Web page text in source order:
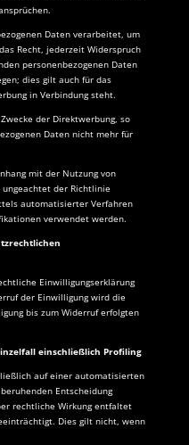
Daten verarbeitet, um
Recht, jederzeit Widerspruch
personenbezogenen Daten
dies gilt auch für das
in Verbindung steht.
der Direktwerbung, so
Daten nicht mehr für
mit der Nutzung von
der Richtlinie
automatisierter Verfahren
verwendet werden.
Einwilligungserklärung
der Einwilligung wird die
bis zum Widerruf erfolgten
einschließlich Profiling
auf einer automatisierten
Entscheidung
rechtliche Wirkung entfaltet
Dies gilt nicht, wenn